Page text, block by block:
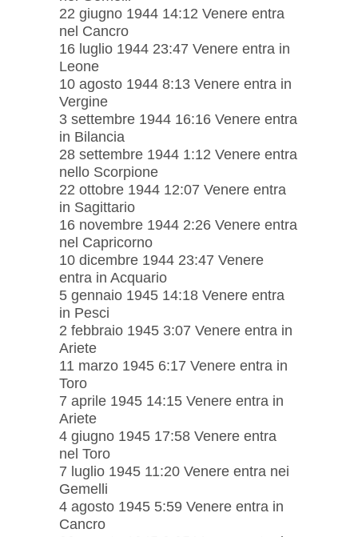
22 giugno 1944 14:12 Venere entra
nel Cancro
16 luglio 1944 23:47 Venere entra in
Leone
10 agosto 1944 8:13 Venere entra in
Vergine
3 settembre 1944 16:16 Venere entra
in Bilancia
28 settembre 1944 1:12 Venere entra
nello Scorpione
22 ottobre 1944 12:07 Venere entra
in Sagittario
16 novembre 1944 2:26 Venere entra
nel Capricorno
10 dicembre 1944 23:47 Venere
entra in Acquario
5 gennaio 1945 14:18 Venere entra
in Pesci
2 febbraio 1945 3:07 Venere entra in
Ariete
11 marzo 1945 6:17 Venere entra in
Toro
7 aprile 1945 14:15 Venere entra in
Ariete
4 giugno 1945 17:58 Venere entra
nel Toro
7 luglio 1945 11:20 Venere entra nei
Gemelli
4 agosto 1945 5:59 Venere entra in
Cancro